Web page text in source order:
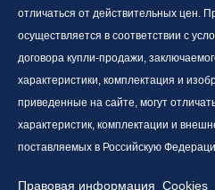
отличаться от действительных цен.
осуществляется в соответствии с
договора купли-продажи,
характеристики, комплектация и
приведенные на сайте, могут
характеристик, комплектации и
поставляемых в Российскую
Правовая информация Cookies